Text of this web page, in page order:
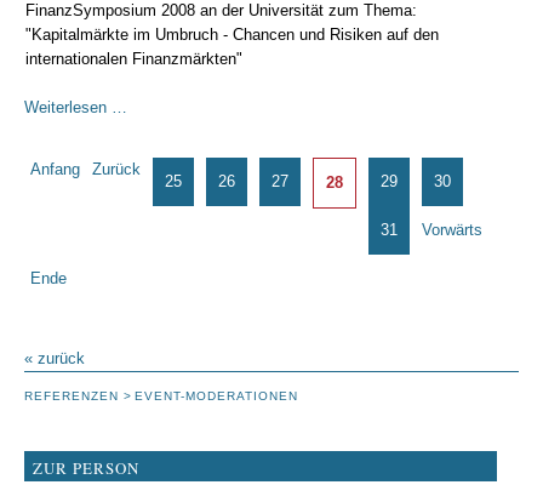
FinanzSymposium 2008 an der Universität zum Thema:
"Kapitalmärkte im Umbruch - Chancen und Risiken auf den
internationalen Finanzmärkten"
Weiterlesen …
2008
Seite 28 von 33
Anfang Zurück
25 26 27 28 29 30
31 Vorwärts
Ende
« zurück
REFERENZEN EVENT-MODERATIONEN
ZUR PERSON